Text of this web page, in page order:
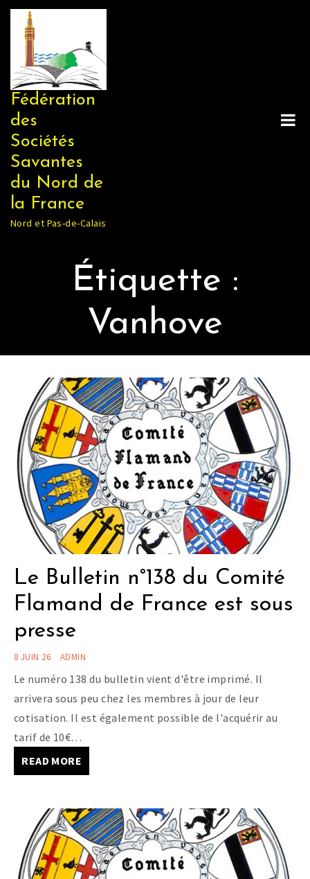
Skip
content
Fédération
des
Sociétés
Savantes
du Nord de
la France
Nord et Pas-de-Calais
Étiquette :
Vanhove
Le Bulletin n°138 du Comité
Flamand de France est sous
presse
8 JUIN 26 ADMIN
Le numéro 138 du bulletin vient d'être imprimé. Il
arrivera sous peu chez les membres à jour de leur
cotisation. Il est également possible de l'acquérir au
tarif de 10€…
READ MORE